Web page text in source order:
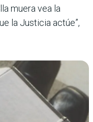
muera vea la
la Justicia actúe”,